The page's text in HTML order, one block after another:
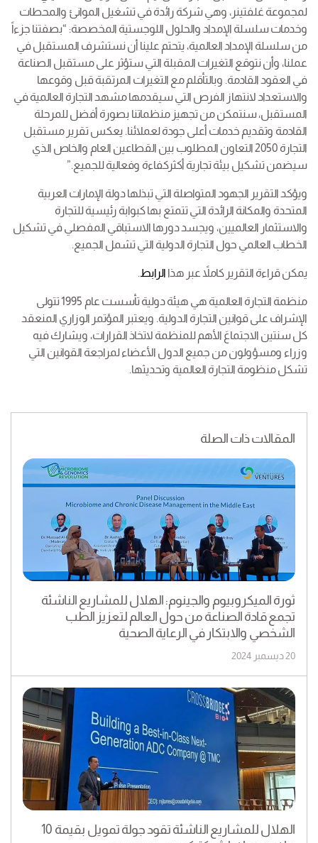
لمجموعة غلفتينر، وهي شركة رائدة في تشغيل الموانئ والمحطات
وخدمات سلسلة الإمداد والحلول اللوجستية المخصصة: “بصفتنا جزءاً
من سلسلة الإمداد العالمية، يتحتم علينا أن نستشرف المستقبل في
عملنا، وأن نتوقع التغيرات المقبلة التي ستؤثر على مستقبل الصناعة
في العقود القادمة. وبالتأقلم مع التغيرات المرتقبة قبل وقوعها
والاستعداد لانتهاز الفرص التي سيقدمها مشهد التجارة العالمية في
المستقبل، سنتمكن من تجهيز منظماتنا بصورة أفضل للمرحلة
القادمة وتقديم خدمات أعلى جودة لعملائنا. يعكس تقرير مستقبل
التجارة 2050 التعاون المطلوب بين القطاعين العام والخاص الذي
سيضمن تشكيل بيئة تجارية أكثركفاءة وفعالية للجميع.”
ويؤكد التقرير الجهود المتواصلة التي تبذلها دولة الإمارات العربية
المتحدة والمكانة الرائدة التي تتمتع بها كبوابة رئيسية للتجارة
والاستثمار العالميين، ويجسد دورها الاستباقي المفصلي في تشكيل
الخطاب العالمي حول التجارة الدولية التي تشمل الجميع.
يمكن قراءة التقرير كاملاً عبر هذا الرابط.
منظمة التجارة العالمية هي هيئة دولية تأسست عام 1995 تتولى
الإشراف على قوانين التجارة الدولية. ويعتبر المؤتمر الوزاري المنعقد
كل سنتين الاجتماعَ الأهم للمنظمة لاتخاذ القرارات، ويشارك فيه
وزراء ومسؤولون من جميع الدول الأعضاء لمراجعة القوانين التي
تشكل منظومة التجارة العالمية وتحديثها.
المقالات ذات الصلة
ثورة الميكروبيوم والجينوم: الهلال للمشاريع الناشئة
تجمع قادة الصناعة من حول العالم لتعزيز الطب
الشخصي والابتكار في الرعاية الصحية
20 ديسمبر 2024
الهلال للمشاريع الناشئة تقود جولة تمويل بقيمة 10